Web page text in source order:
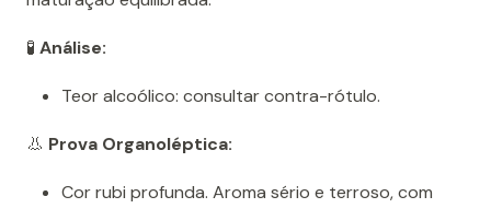
🧪 Análise:
Teor alcoólico: consultar contra-rótulo.
👃 Prova Organoléptica:
Cor rubi profunda. Aroma sério e terroso, com